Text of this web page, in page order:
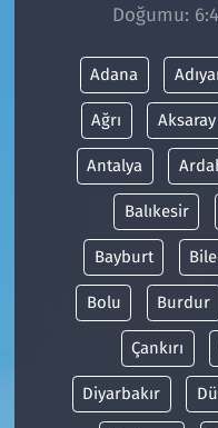
Doğumu:
Adana
Ağrı Aksaray
Antalya
Balıkesir
Bayburt
Bolu Burdur
Çankırı
Diyarbakır